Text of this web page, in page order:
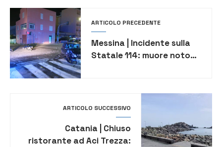
ARTICOLO PRECEDENTE
Messina | Incidente sulla
Statale 114: muore noto
ARTICOLO SUCCESSIVO
Catania | Chiuso
ristorante ad Aci Trezza: